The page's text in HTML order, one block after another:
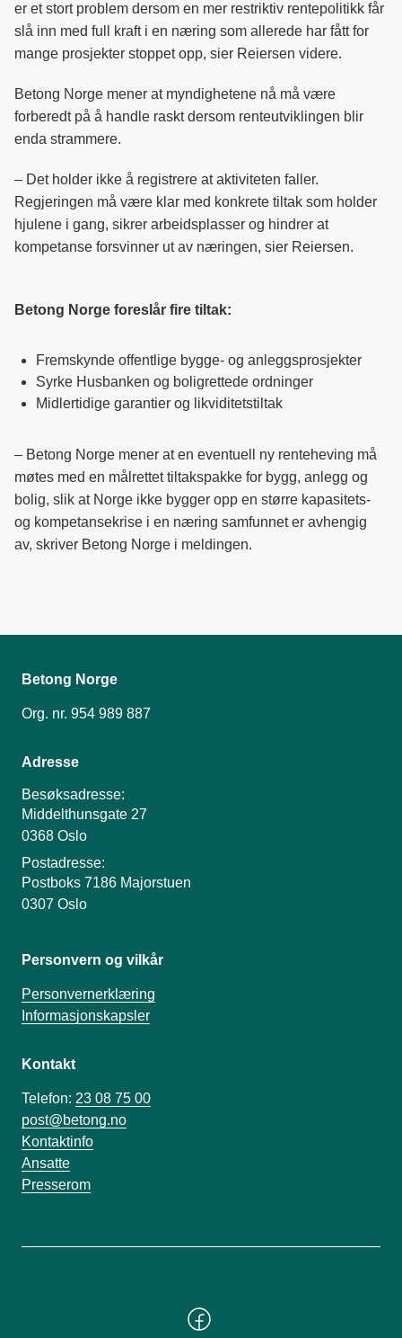
er et stort problem dersom en mer restriktiv rentepolitikk får
slå inn med full kraft i en næring som allerede har fått for
mange prosjekter stoppet opp, sier Reiersen videre.
Betong Norge mener at myndighetene nå må være
forberedt på å handle raskt dersom renteutviklingen blir
enda strammere.
– Det holder ikke å registrere at aktiviteten faller.
Regjeringen må være klar med konkrete tiltak som holder
hjulene i gang, sikrer arbeidsplasser og hindrer at
kompetanse forsvinner ut av næringen, sier Reiersen.
Betong Norge foreslår fire tiltak:
Fremskynde offentlige bygge- og anleggsprosjekter
Syrke Husbanken og boligrettede ordninger
Midlertidige garantier og likviditetstiltak
– Betong Norge mener at en eventuell ny renteheving må
møtes med en målrettet tiltakspakke for bygg, anlegg og
bolig, slik at Norge ikke bygger opp en større kapasitets-
og kompetansekrise i en næring samfunnet er avhengig
av, skriver Betong Norge i meldingen.
Betong Norge
Org. nr. 954 989 887
Adresse
Besøksadresse:
Middelthunsgate 27
0368 Oslo
Postadresse:
Postboks 7186 Majorstuen
0307 Oslo
Personvern og vilkår
Personvernerklæring
Informasjonskapsler
Kontakt
Telefon: 23 08 75 00
post@betong.no
Kontaktinfo
Ansatte
Presserom